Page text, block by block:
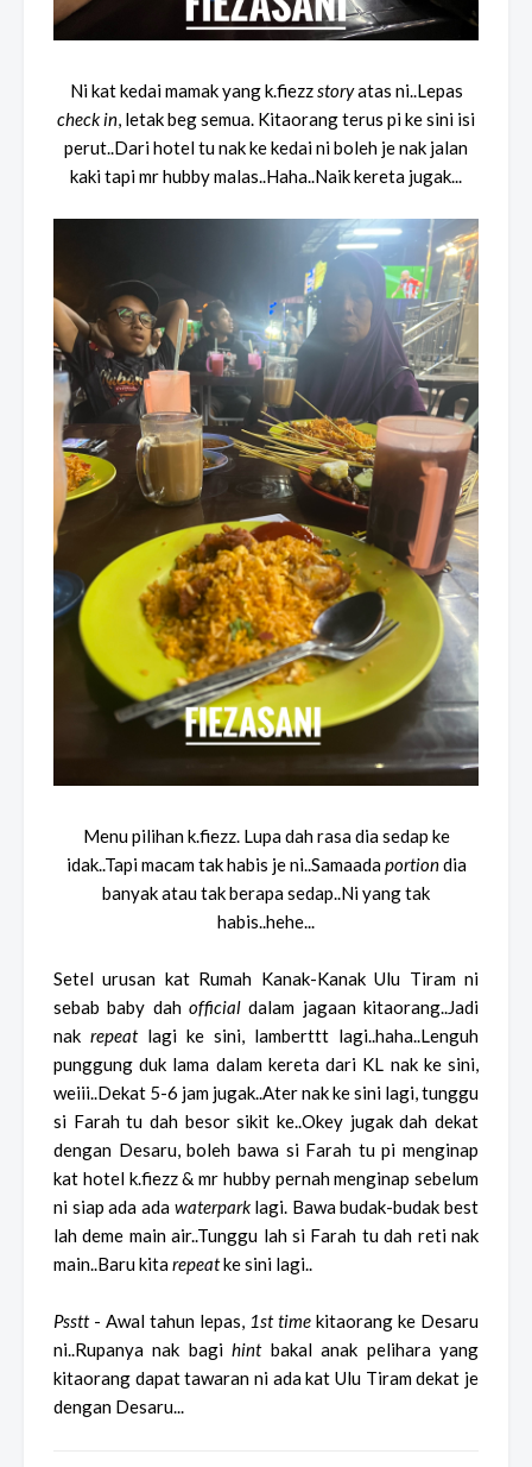
Ni kat kedai mamak yang k.fiezzstoryatas ni..Lepas
check in, letak beg semua. Kitaorang terus pi ke sini isi
perut..Dari hotel tu nak ke kedai ni boleh je nak jalan
kaki tapi mr hubby malas..Haha..Naik kereta jugak...
Menu pilihan k.fiezz. Lupa dah rasa dia sedap ke
idak..Tapi macam tak habis je ni..Samaadaportiondia
banyak atau tak berapa sedap..Ni yang tak
habis..hehe...
Setel urusan kat Rumah Kanak-Kanak Ulu Tiram ni
sebab baby dah official dalam jagaan kitaorang..Jadi
nak repeatlagi ke sini, lamberttt lagi..haha..Lenguh
punggung duk lama dalam kereta dari KL nak ke sini,
weiii..Dekat 5-6 jam jugak..Ater nak ke sini lagi, tunggu
si Farah tu dah besor sikit ke..Okey jugak dah dekat
dengan Desaru, boleh bawa si Farah tu pi menginap
kat hotel k.fiezz & mr hubby pernah menginap sebelum
ni siap ada ada waterparklagi. Bawa budak-budak best
lah deme main air..Tunggu lah si Farah tu dah reti nak
main..Baru kitarepeatke sini lagi..
Psstt- Awal tahun lepas, 1st time kitaorang ke Desaru
ni..Rupanya nak bagihintbakal anak pelihara yang
kitaorang dapat tawaran ni ada kat Ulu Tiram dekat je
dengan Desaru...